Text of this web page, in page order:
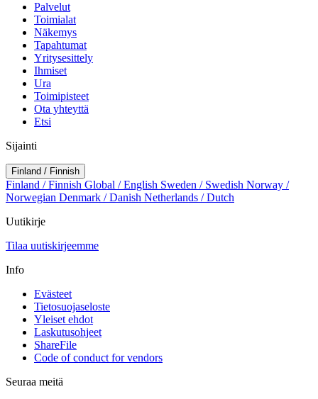
Palvelut
Toimialat
Näkemys
Tapahtumat
Yritysesittely
Ihmiset
Ura
Toimipisteet
Ota yhteyttä
Etsi
Sijainti
Finland / Finnish
Finland / Finnish Global / English Sweden / Swedish Norway /
Norwegian Denmark / Danish Netherlands / Dutch
Uutikirje
Tilaa uutiskirjeemme
Info
Evästeet
Tietosuojaseloste
Yleiset ehdot
Laskutusohjeet
ShareFile
Code of conduct for vendors
Seuraa meitä